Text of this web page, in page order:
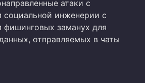
атаки с
социальной инженерии с
фишинговых заманух для
отправляемых в чаты